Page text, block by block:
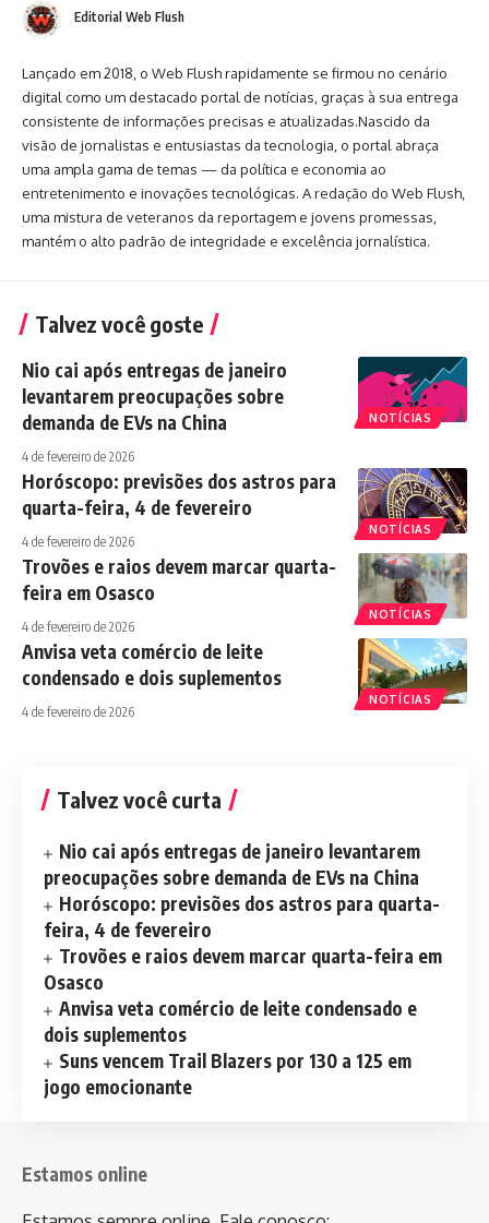
Editorial Web Flush
Lançado em 2018, o Web Flush rapidamente se firmou no cenário
digital como um destacado portal de notícias, graças à sua entrega
consistente de informações precisas e atualizadas.Nascido da
visão de jornalistas e entusiastas da tecnologia, o portal abraça
uma ampla gama de temas — da política e economia ao
entretenimento e inovações tecnológicas. A redação do Web Flush,
uma mistura de veteranos da reportagem e jovens promessas,
mantém o alto padrão de integridade e excelência jornalística.
Talvez você goste
NOTÍCIAS
Nio cai após entregas de janeiro
levantarem preocupações sobre
demanda de EVs na China
4 de fevereiro de 2026
NOTÍCIAS
Horóscopo: previsões dos astros para
quarta-feira, 4 de fevereiro
4 de fevereiro de 2026
NOTÍCIAS
Trovões e raios devem marcar quarta-
feira em Osasco
4 de fevereiro de 2026
NOTÍCIAS
Anvisa veta comércio de leite
condensado e dois suplementos
4 de fevereiro de 2026
Talvez você curta
Nio cai após entregas de janeiro levantarem
preocupações sobre demanda de EVs na China
Horóscopo: previsões dos astros para quarta-
feira, 4 de fevereiro
Trovões e raios devem marcar quarta-feira em
Osasco
Anvisa veta comércio de leite condensado e
dois suplementos
Suns vencem Trail Blazers por 130 a 125 em
jogo emocionante
Estamos online